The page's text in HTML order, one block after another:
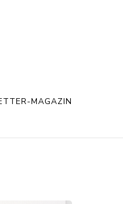
MAGAZIN